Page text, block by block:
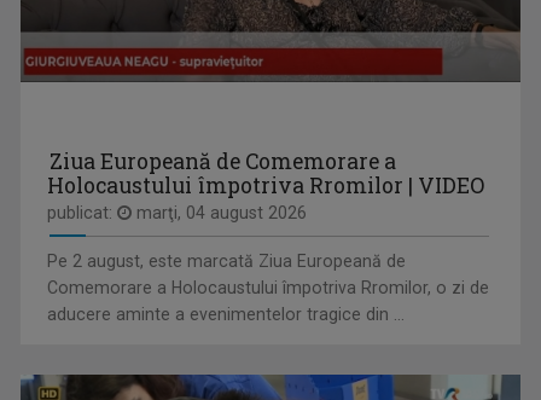
RACORD
Eseu cinematografic. Propune o viziune ...
Ziua Europeană de Comemorare a
Holocaustului împotriva Rromilor | VIDEO
publicat: marţi, 04 august 2026
Pe 2 august, este marcată Ziua Europeană de
Comemorare a Holocaustului împotriva Rromilor, o zi de
aducere aminte a evenimentelor tragice din ...